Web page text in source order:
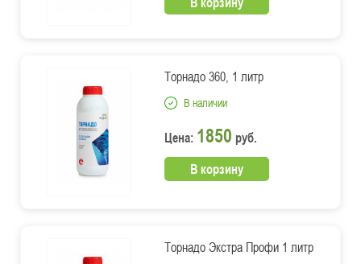
Торнадо 360, 1 литр
В наличии
Цена: 1850 руб.
В корзину
Торнадо Экстра Профи 1 литр